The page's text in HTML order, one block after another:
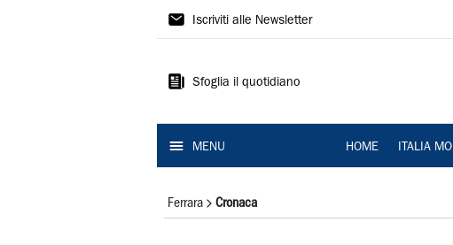
La
Ferrara
Iscriviti alle Newsletter
Sfoglia il quotidiano
MENU HOME ITALIA
Ferrara Cronaca